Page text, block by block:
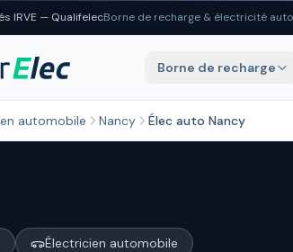
IRVE — QualifelecBorne de recharge & électricité
Borne de recharge
automobile Nancy Élec auto Nancy
Électricien automobile